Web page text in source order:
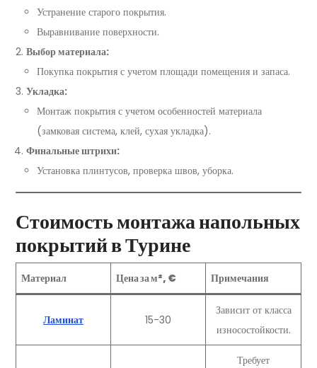
Устранение старого покрытия.
Выравнивание поверхности.
Выбор материала:
Покупка покрытия с учетом площади помещения и запаса.
Укладка:
Монтаж покрытия с учетом особенностей материала
(замковая система, клей, сухая укладка).
Финальные штрихи:
Установка плинтусов, проверка швов, уборка.
Стоимость монтажа напольных
покрытий в Турине
Материал Цена за м², € Примечания
Ламинат 15-30
Зависит от класса
износостойкости.
Требует